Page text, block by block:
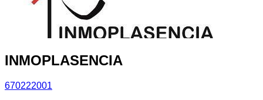
INMOPLASENCIA
670222001